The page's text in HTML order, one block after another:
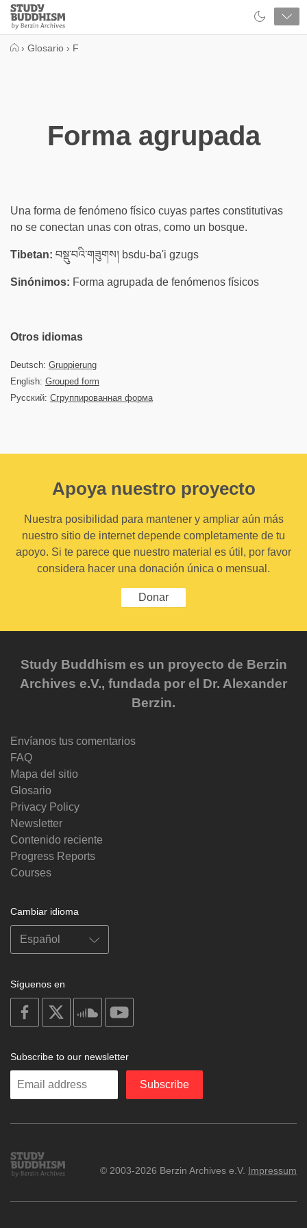
Close
Study
Buddhism
› Glosario › F
Forma agrupada
Una forma de fenómeno físico cuyas partes constitutivas
no se conectan unas con otras, como un bosque.
Tibetan: བསྡུ་བའི་གཟུགས། bsdu-ba'i gzugs
Sinónimos: Forma agrupada de fenómenos físicos
Otros idiomas
Deutsch: Gruppierung
English: Grouped form
Русский: Сгруппированная форма
Apoya nuestro proyecto
Nuestra posibilidad para mantener y ampliar aún más
nuestro sitio de internet depende completamente de tu
apoyo. Si te parece que nuestro material es útil, por favor
considera hacer una donación única o mensual.
Donar
Study Buddhism es un proyecto de Berzin
Archives e.V., fundada por el Dr. Alexander
Berzin.
Envíanos tus comentarios
FAQ
Mapa del sitio
Glosario
Privacy Policy
Newsletter
Contenido reciente
Progress Reports
Courses
Cambiar idioma
Síguenos en
on
facebook
soundcloud
Subscribe to our newsletter
Enter
Subscribe
Study
Buddhism
© 2003-2026 Berzin Archives e.V. Impressum